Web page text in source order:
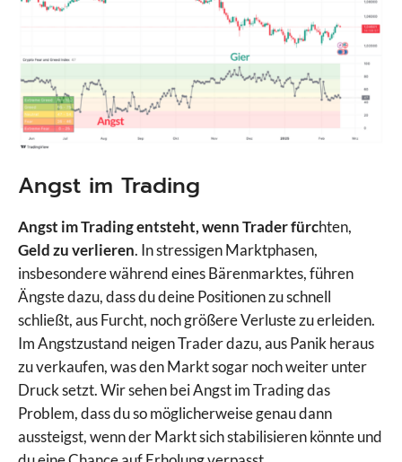
Angst im Trading
Angst im Trading entsteht, wenn Trader fürchten,
Geld zu verlieren. In stressigen Marktphasen,
insbesondere während eines Bärenmarktes, führen
Ängste dazu, dass du deine Positionen zu schnell
schließt, aus Furcht, noch größere Verluste zu erleiden.
Im Angstzustand neigen Trader dazu, aus Panik heraus
zu verkaufen, was den Markt sogar noch weiter unter
Druck setzt. Wir sehen bei Angst im Trading das
Problem, dass du so möglicherweise genau dann
aussteigst, wenn der Markt sich stabilisieren könnte und